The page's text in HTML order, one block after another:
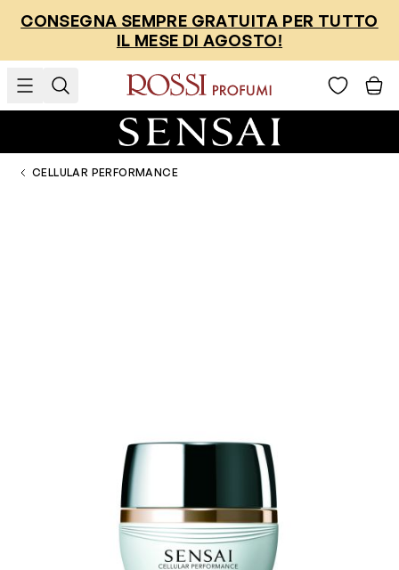
CONSEGNA SEMPRE GRATUITA PER TUTTO
IL MESE DI AGOSTO!
CELLULAR PERFORMANCE